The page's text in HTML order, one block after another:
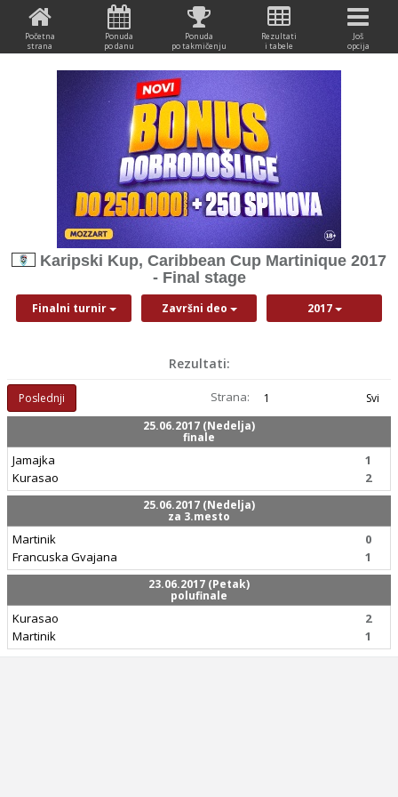
Početna
strana
Ponuda
po danu
Ponuda
po takmičenju
Rezultati
i tabele
Još
opcija
Karipski Kup, Caribbean Cup Martinique 2017
- Final stage
Finalni turnir Završni deo 2017
Rezultati:
Poslednji Strana: 1
Svi
25.06.2017 (Nedelja)
finale
Jamajka
Kurasao
1
2
25.06.2017 (Nedelja)
za 3.mesto
Martinik
Francuska Gvajana
0
1
23.06.2017 (Petak)
polufinale
Kurasao
Martinik
2
1